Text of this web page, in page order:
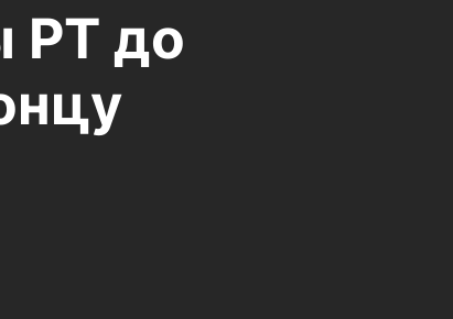
РТ до